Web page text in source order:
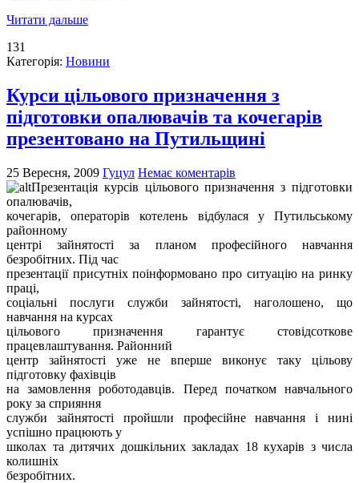
Читати дальше
131
Категорія: Новини
Курси цільового призначення з
підготовки опалювачів та кочегарів
презентовано на Путильщині
25 Вересня, 2009 Гуцул Немає коментарів
Презентація курсів цільового призначення з підготовки
опалювачів,
кочегарів, операторів котелень відбулася у Путильському
районному
центрі зайнятості за планом професійного навчання
безробітних. Під час
презентації присутніх поінформовано про ситуацію на ринку
праці,
соціальні послуги служби зайнятості, наголошено, що
навчання на курсах
цільового призначення гарантує стовідсоткове
працевлаштування. Районний
центр зайнятості уже не вперше виконує таку цільову
підготовку фахівців
на замовлення роботодавців. Перед початком навчального
року за сприяння
служби зайнятості пройшли професійне навчання і нині
успішно працюють у
школах та дитячих дошкільних закладах 18 кухарів з числа
колишніх
безробітних.